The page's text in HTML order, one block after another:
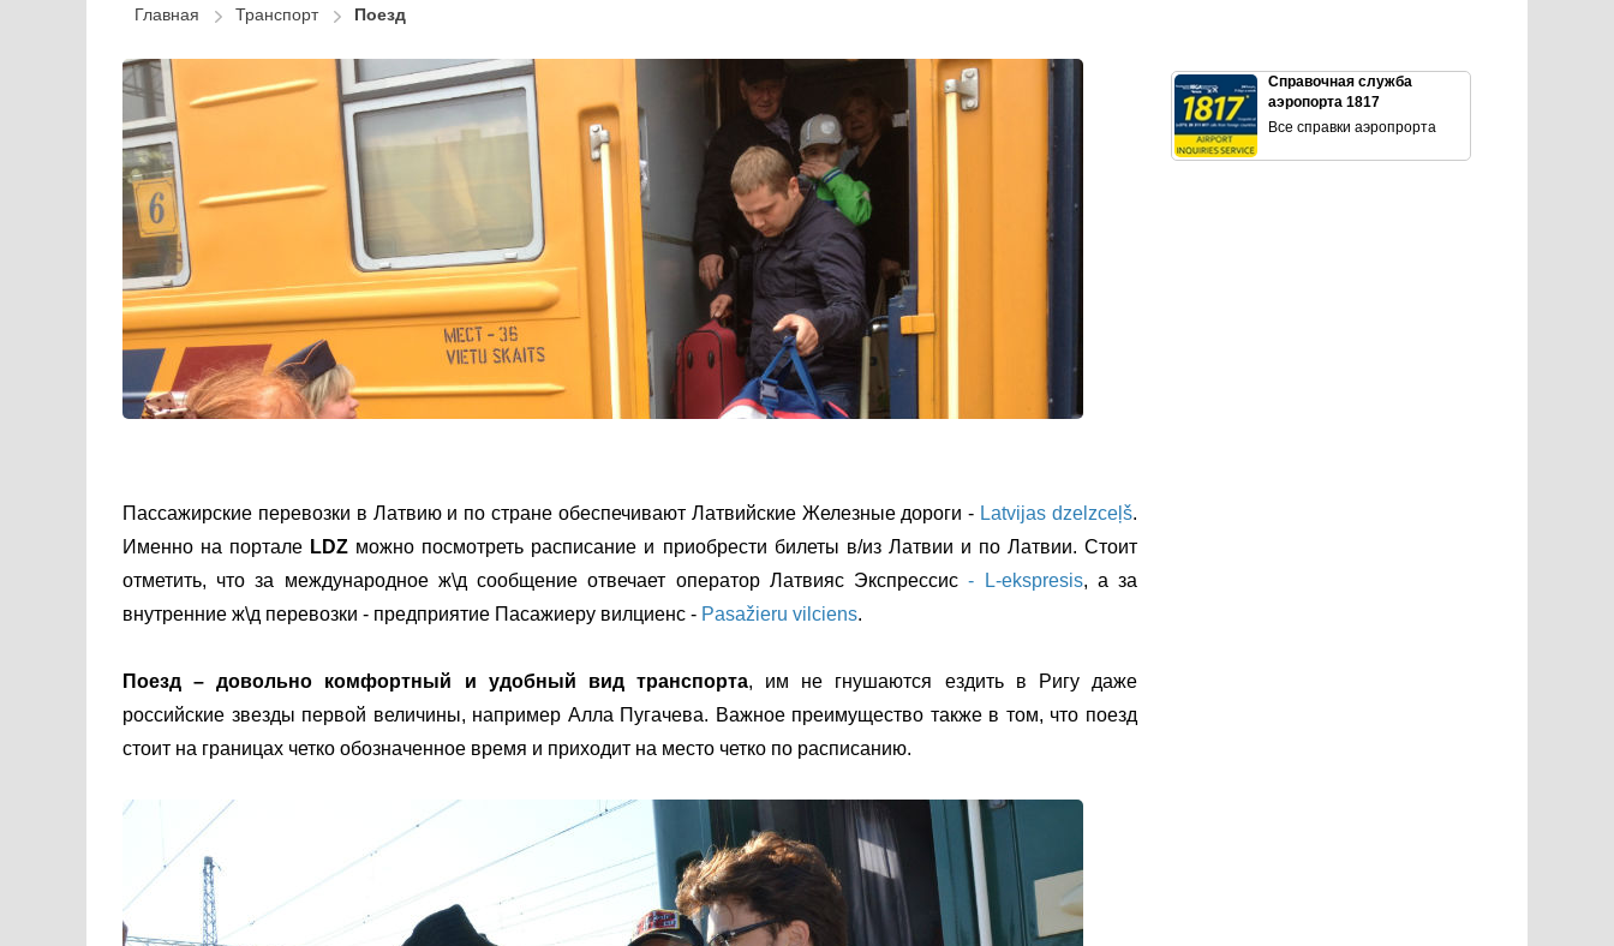
Главная Транспорт Поезд
Пассажирские перевозки в Латвию и по стране обеспечивают Латвийские Железные дороги - Latvijas dzelzceļš.
Именно на портале LDZ можно посмотреть расписание и приобрести билеты в/из Латвии и по Латвии. Стоит
отметить, что за международное ж\д сообщение отвечает оператор Латвияс Экспрессис- L-ekspresis, а за
внутренние ж\д перевозки - предприятие Пасажиеру вилциенс - Pasažieru vilciens.
Поезд – довольно комфортный и удобный вид транспорта, им не гнушаются ездить в Ригу даже
российские звезды первой величины, например Алла Пугачева. Важное преимущество также в том, что поезд
стоит на границах четко обозначенное время и приходит на место четко по расписанию.
Справочная служба
аэропорта 1817
Все справки аэропрорта